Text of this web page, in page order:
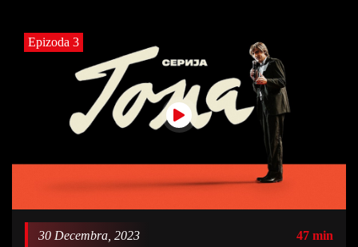
Epizoda 3
30 Decembra, 2023 47 min